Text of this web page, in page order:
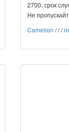
2700, срок
Не
Camelion ///